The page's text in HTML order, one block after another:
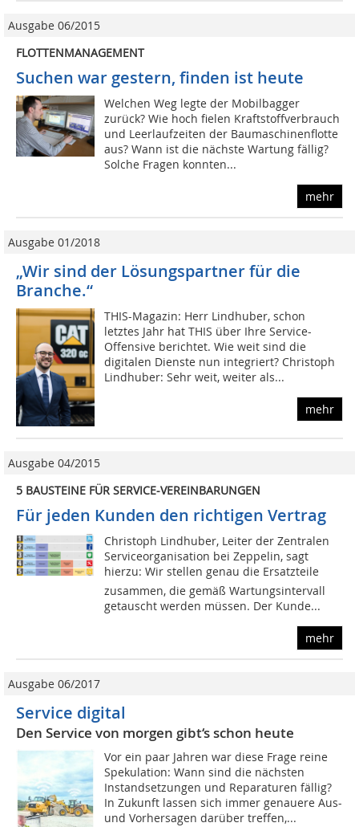
Ausgabe 06/2015
FLOTTENMANAGEMENT
Suchen war gestern, finden ist heute
Welchen Weg legte der Mobilbagger
zurück? Wie hoch fielen Kraftstoffverbrauch
und Leerlaufzeiten der Baumaschinenflotte
aus? Wann ist die nächste Wartung fällig?
Solche Fragen konnten...
mehr
Ausgabe 01/2018
„Wir sind der Lösungspartner für die
Branche.“
THIS-Magazin: Herr Lindhuber, schon
letztes Jahr hat THIS über Ihre Service-
Offensive berichtet. Wie weit sind die
digitalen Dienste nun integriert? Christoph
Lindhuber: Sehr weit, weiter als...
mehr
Ausgabe 04/2015
5 BAUSTEINE FÜR SERVICE-VEREINBARUNGEN
Für jeden Kunden den richtigen Vertrag
Christoph Lindhuber, Leiter der Zentralen
Serviceorganisation bei Zeppelin, sagt
hierzu: Wir stellen genau die Ersatzteile
zusammen, die gemäß Wartungsintervall
getauscht werden müssen. Der Kunde...
mehr
Ausgabe 06/2017
Service digital
Den Service von morgen gibt‘s schon heute
Vor ein paar Jahren war diese Frage reine
Spekulation: Wann sind die nächsten
Instandsetzungen und Reparaturen fällig?
In Zukunft lassen sich immer genauere Aus-
und Vorhersagen darüber treffen,...